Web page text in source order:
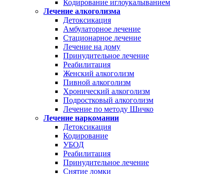
Кодирование иглоукалыванием
Лечение алкоголизма
Детоксикация
Амбулаторное лечение
Стационарное лечение
Лечение на дому
Принудительное лечение
Реабилитация
Женский алкоголизм
Пивной алкоголизм
Хронический алкоголизм
Подростковый алкоголизм
Лечение по методу Шичко
Лечение наркомании
Детоксикация
Кодирование
УБОД
Реабилитация
Принудительное лечение
Снятие ломки